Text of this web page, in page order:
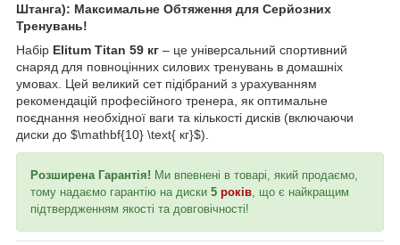
Штанга): Максимальне Обтяження для Серйозних
Тренувань!
Набір Elitum Titan 59 кг – це універсальний спортивний
снаряд для повноцінних силових тренувань в домашніх
умовах. Цей великий сет підібраний з урахуванням
рекомендацій професійного тренера, як оптимальне
поєднання необхідної ваги та кількості дисків (включаючи
диски до $\mathbf{10} \text{ кг}$).
Розширена Гарантія! Ми впевнені в товарі, який продаємо,
тому надаємо гарантію на диски 5 років , що є найкращим
підтвердженням якості та довговічності!